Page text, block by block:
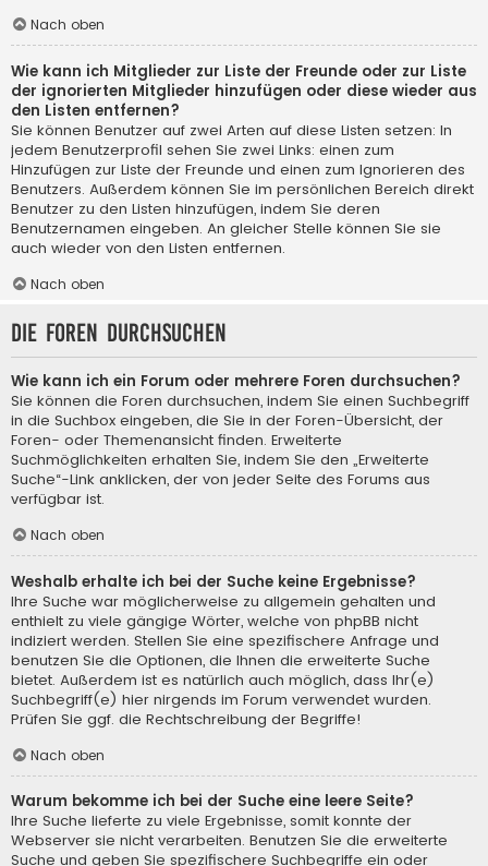
Nach oben
Wie kann ich Mitglieder zur Liste der Freunde oder zur Liste
der ignorierten Mitglieder hinzufügen oder diese wieder aus
den Listen entfernen?
Sie können Benutzer auf zwei Arten auf diese Listen setzen: In
jedem Benutzerprofil sehen Sie zwei Links: einen zum
Hinzufügen zur Liste der Freunde und einen zum Ignorieren des
Benutzers. Außerdem können Sie im persönlichen Bereich direkt
Benutzer zu den Listen hinzufügen, indem Sie deren
Benutzernamen eingeben. An gleicher Stelle können Sie sie
auch wieder von den Listen entfernen.
Nach oben
Die Foren durchsuchen
Wie kann ich ein Forum oder mehrere Foren durchsuchen?
Sie können die Foren durchsuchen, indem Sie einen Suchbegriff
in die Suchbox eingeben, die Sie in der Foren-Übersicht, der
Foren- oder Themenansicht finden. Erweiterte
Suchmöglichkeiten erhalten Sie, indem Sie den „Erweiterte
Suche“-Link anklicken, der von jeder Seite des Forums aus
verfügbar ist.
Nach oben
Weshalb erhalte ich bei der Suche keine Ergebnisse?
Ihre Suche war möglicherweise zu allgemein gehalten und
enthielt zu viele gängige Wörter, welche von phpBB nicht
indiziert werden. Stellen Sie eine spezifischere Anfrage und
benutzen Sie die Optionen, die Ihnen die erweiterte Suche
bietet. Außerdem ist es natürlich auch möglich, dass Ihr(e)
Suchbegriff(e) hier nirgends im Forum verwendet wurden.
Prüfen Sie ggf. die Rechtschreibung der Begriffe!
Nach oben
Warum bekomme ich bei der Suche eine leere Seite?
Ihre Suche lieferte zu viele Ergebnisse, somit konnte der
Webserver sie nicht verarbeiten. Benutzen Sie die erweiterte
Suche und geben Sie spezifischere Suchbegriffe ein oder